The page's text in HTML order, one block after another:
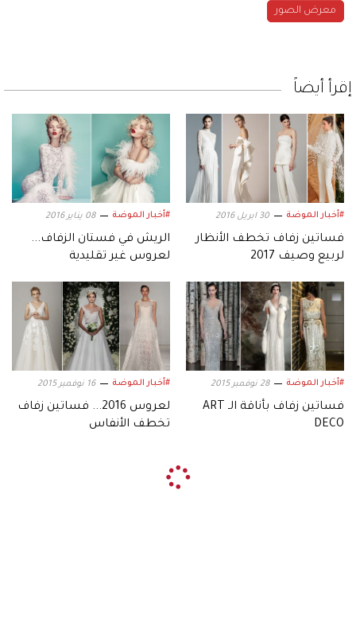
معرض الصور
إقرأ أيضاً
#أخبار الموضة 30 ابريل 2016
فساتين زفاف تخطف الأنظار
لربيع وصيف 2017
#أخبار الموضة 08 يناير 2016
الريش في فستان الزفاف...
لعروس غير تقليدية
#أخبار الموضة 28 نوفمبر 2015
فساتين زفاف بأناقة الـ ART
DECO
#أخبار الموضة 16 نوفمبر 2015
لعروس 2016... فساتين زفاف
تخطف الأنفاس